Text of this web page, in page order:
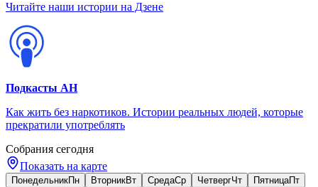
Читайте наши истории на Дзене
Подкасты АН
Как жить без наркотиков. Истории реальных людей, которые
прекратили употреблять
Собрания сегодня
Показать на карте
ПонедельникПн ВторникВт СредаСр ЧетвергЧт ПятницаПт